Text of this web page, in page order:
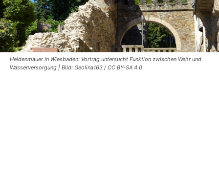
Heidenmauer in Wiesbaden: Vortrag untersucht Funktion zwischen Wehr und
Wasserversorgung | Bild: Geolina163 / CC BY-SA 4.0